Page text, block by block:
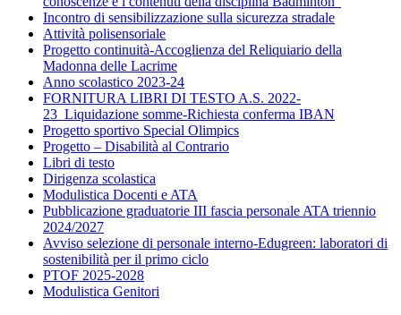
Incontro di sensibilizzazione sulla sicurezza stradale
Attività polisensoriale
Progetto continuità-Accoglienza del Reliquiario della
Madonna delle Lacrime
Anno scolastico 2023-24
FORNITURA LIBRI DI TESTO A.S. 2022-
23_Liquidazione somme-Richiesta conferma IBAN
Progetto sportivo Special Olimpics
Progetto – Disabilità al Contrario
Libri di testo
Dirigenza scolastica
Modulistica Docenti e ATA
Pubblicazione graduatorie III fascia personale ATA triennio
2024/2027
Avviso selezione di personale interno-Edugreen: laboratori di
sostenibilità per il primo ciclo
PTOF 2025-2028
Modulistica Genitori